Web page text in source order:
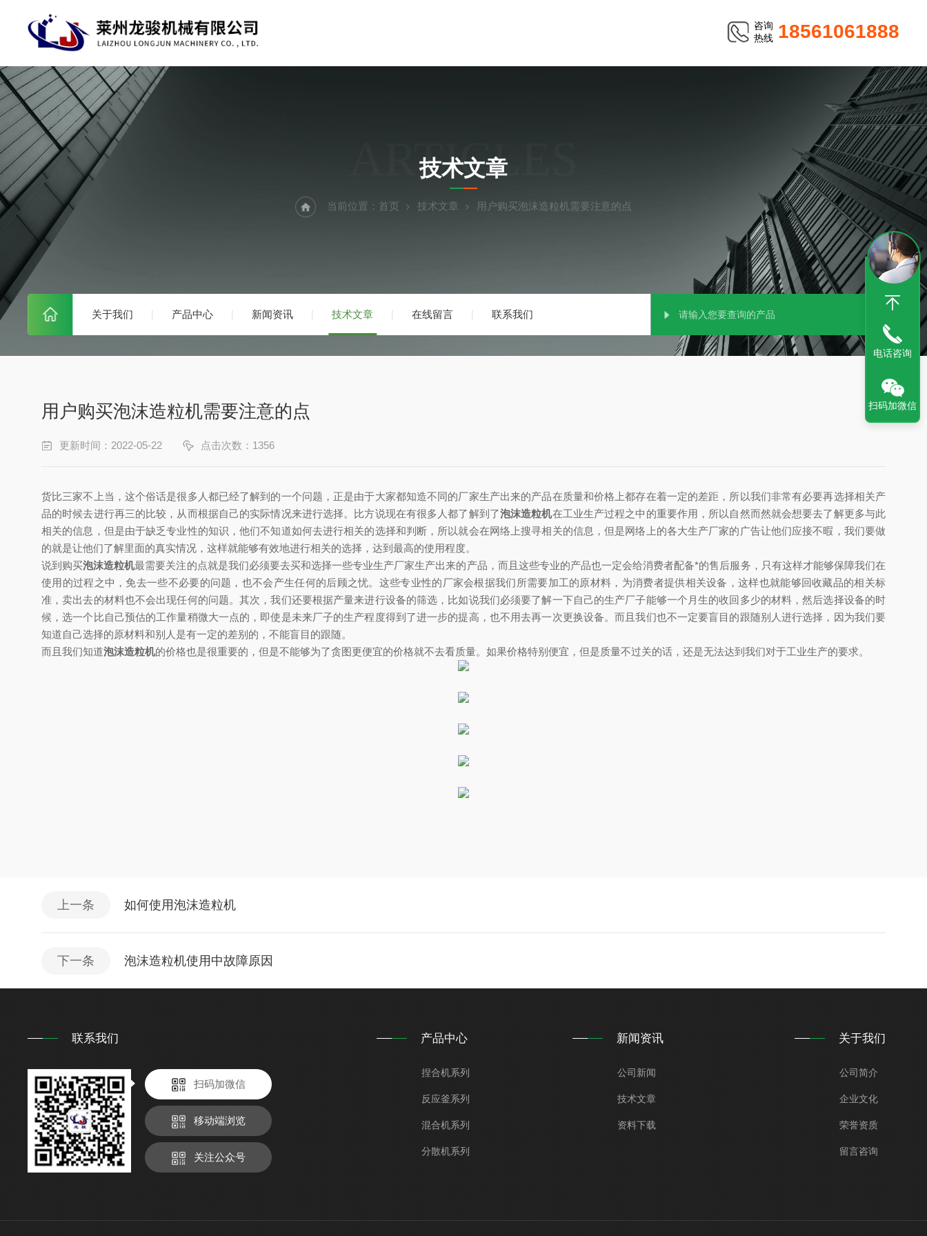
咨询
热线 18561061888
关于我们 产品中心 新闻资讯 技术文章 在线留言 联系我们
ARTICLES
技术文章
当前位置： 首页 技术文章 用户购买泡沫造粒机需要注意的点
用户购买泡沫造粒机需要注意的点
更新时间：2022-05-22 点击次数：1356
货比三家不上当，这个俗话是很多人都已经了解到的一个问题，正是由于大家都知造不同的厂家生产出来的产品在质量和价格上都存在着一定的差距，所以我们非常有必要再选择相关产
品的时候去进行再三的比较，从而根据自己的实际情况来进行选择。比方说现在有很多人都了解到了泡沫造粒机在工业生产过程之中的重要作用，所以自然而然就会想要去了解更多与此
相关的信息，但是由于缺乏专业性的知识，他们不知道如何去进行相关的选择和判断，所以就会在网络上搜寻相关的信息，但是网络上的各大生产厂家的广告让他们应接不暇，我们要做
的就是让他们了解里面的真实情况，这样就能够有效地进行相关的选择，达到最高的使用程度。
说到购买泡沫造粒机最需要关注的点就是我们必须要去买和选择一些专业生产厂家生产出来的产品，而且这些专业的产品也一定会给消费者配备*的售后服务，只有这样才能够保障我们在
使用的过程之中，免去一些不必要的问题，也不会产生任何的后顾之忧。这些专业性的厂家会根据我们所需要加工的原材料，为消费者提供相关设备，这样也就能够回收藏品的相关标
准，卖出去的材料也不会出现任何的问题。其次，我们还要根据产量来进行设备的筛选，比如说我们必须要了解一下自己的生产厂子能够一个月生的收回多少的材料，然后选择设备的时
候，选一个比自己预估的工作量稍微大一点的，即使是未来厂子的生产程度得到了进一步的提高，也不用去再一次更换设备。而且我们也不一定要盲目的跟随别人进行选择，因为我们要
知道自己选择的原材料和别人是有一定的差别的，不能盲目的跟随。
而且我们知道泡沫造粒机的价格也是很重要的，但是不能够为了贪图更便宜的价格就不去看质量。如果价格特别便宜，但是质量不过关的话，还是无法达到我们对于工业生产的要求。
上一条 如何使用泡沫造粒机
下一条 泡沫造粒机使用中故障原因
联系我们
扫码加微信
移动端浏览
关注公众号
产品中心
捏合机系列
反应釜系列
混合机系列
分散机系列
新闻资讯
公司新闻
技术文章
资料下载
关于我们
公司简介
企业文化
荣誉资质
留言咨询
电话咨询
扫码加微信